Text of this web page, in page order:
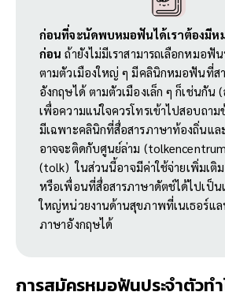
ก่อนที่จะนัดพบหมอฟันได้เราต้องมีห
ก่อน ถ้ายังไม่มีเราสามารถเลือกหมอฟั
ตามตัวเมืองใหญ่ ๆ มีคลินิกหมอฟันที่สา
อังกฤษได้ ตามตัวเมืองเล็ก ๆ ก็เช่นกัน
เพื่อความแน่ใจควรโทรเข้าไปสอบถา
มีเฉพาะคลินิกที่สื่อสารภาษาท้องถิ่นแล
อาจจะติดกับศูนย์ล่าม
(tolk) ในส่วนนี้อาจมีค่าใช้จ่ายเพิ่มเติ
หรือเพื่อนที่สื่อสารภาษาดัตช์ได้ไปเป็
ใหญ่หน่วยงานด้านสุขภาพที่เนเธอร์แล
ภาษาอังกฤษได้
การสมัครหมอฟันประจำตัวท